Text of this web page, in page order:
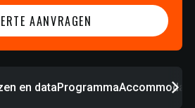
AANVRAGEN
en dataProgramma